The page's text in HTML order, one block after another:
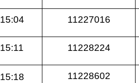
15:04 11227016
15:11 11228224
15:18 11228602